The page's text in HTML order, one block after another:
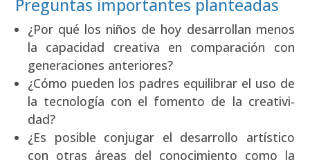
Preguntas importantes planteadas
¿Por qué los niños de hoy desa­rro­llan menos
la capa­ci­dad crea­ti­va en com­pa­ra­ción con
gene­ra­cio­nes ante­rio­res?
¿Cómo pue­den los padres equi­li­brar el uso de
la tec­no­lo­gía con el fomen­to de la crea­ti­vi­
dad?
¿Es posi­ble con­ju­gar el desa­rro­llo artís­ti­co
con otras áreas del cono­ci­mien­to como la